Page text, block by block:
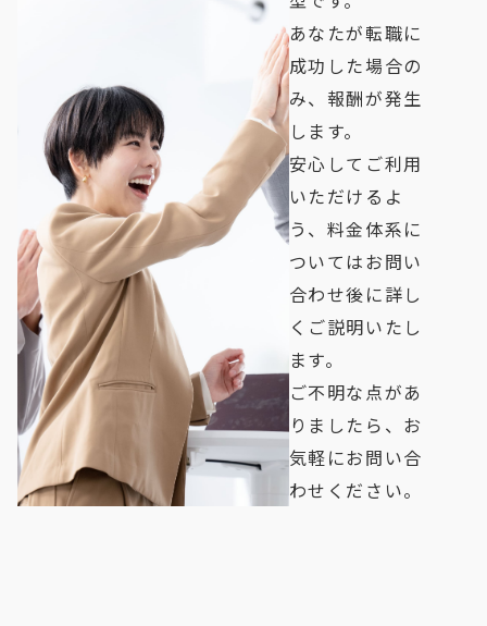
あなたが転職に
成功した場合の
み、報酬が発生
します。
安心してご利用
いただけるよ
う、料金体系に
ついてはお問い
合わせ後に詳し
くご説明いたし
ます。
ご不明な点があ
りましたら、お
気軽にお問い合
わせください。